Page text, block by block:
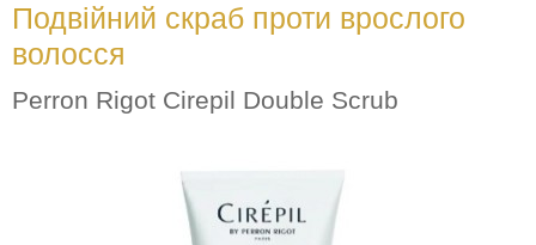
Подвійний скраб проти врослого
волосся
Perron Rigot Cirepil Double Scrub